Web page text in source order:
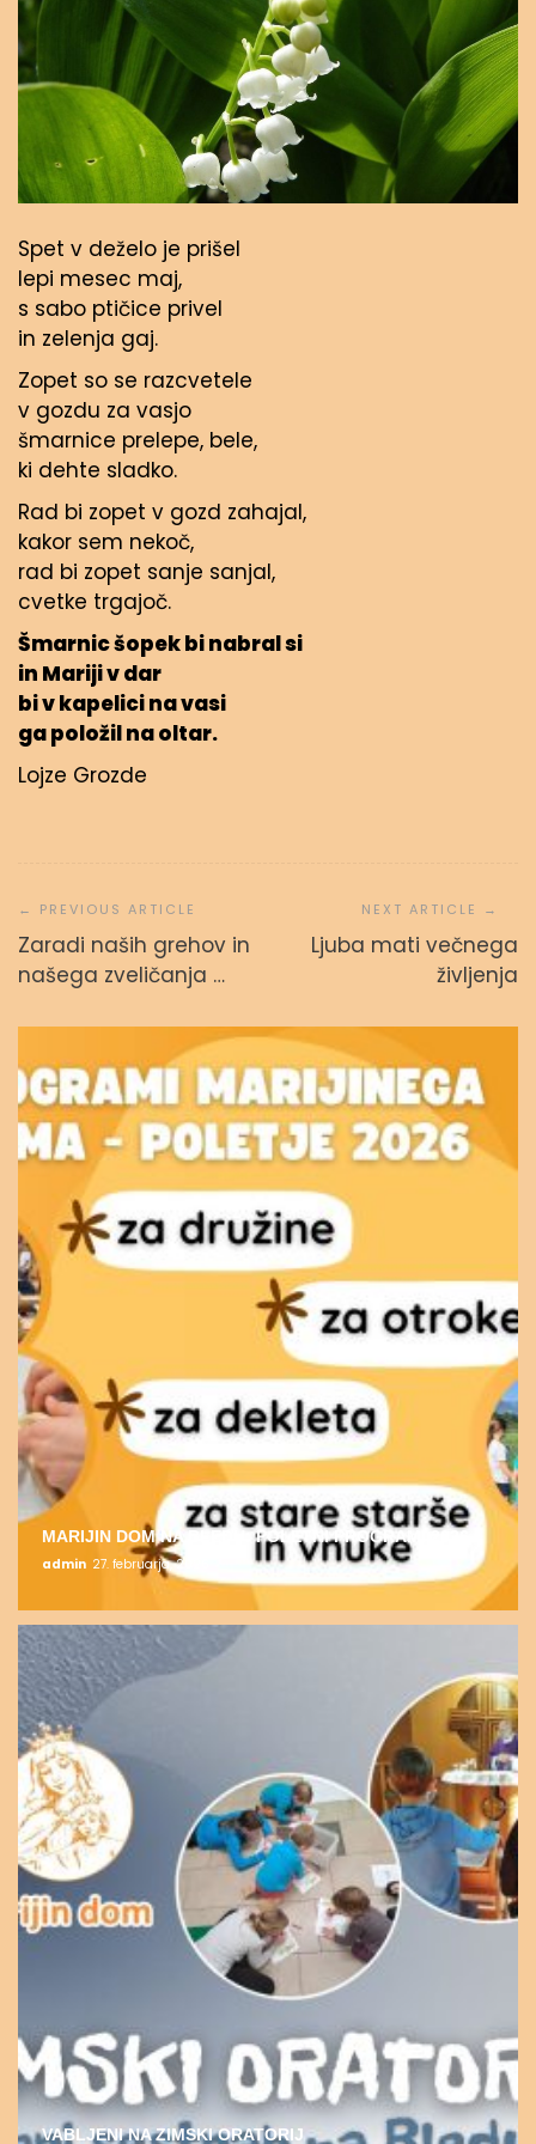
Spet v deželo je prišel
lepi mesec maj,
s sabo ptičice privel
in zelenja gaj.
Zopet so se razcvetele
v gozdu za vasjo
šmarnice prelepe, bele,
ki dehte sladko.
Rad bi zopet v gozd zahajal,
kakor sem nekoč,
rad bi zopet sanje sanjal,
cvetke trgajoč.
Šmarnic šopek bi nabral si
in Mariji v dar
bi v kapelici na vasi
ga položil na oltar.
Lojze Grozde
prispevka
Zaradi naših grehov in
našega zveličanja …
Ljuba mati večnega
življenja
MARIJIN DOM NA BLEDU: POLETNI PROGRAMI 2026
admin 27. februarja, 2026
VABLJENI NA ZIMSKI ORATORIJ